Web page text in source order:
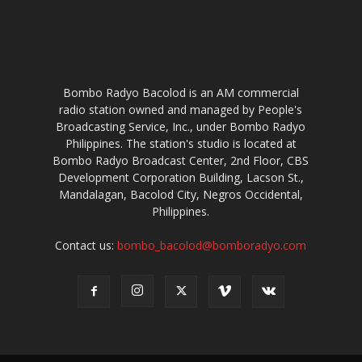
Bombo Radyo Bacolod is an AM commercial
radio station owned and managed by People's
Broadcasting Service, Inc., under Bombo Radyo
Philippines. The station's studio is located at
Bombo Radyo Broadcast Center, 2nd Floor, CBS
Development Corporation Building, Lacson St.,
Mandalagan, Bacolod City, Negros Occidental,
Philippines.
Contact us:bombo_bacolod@bomboradyo.com